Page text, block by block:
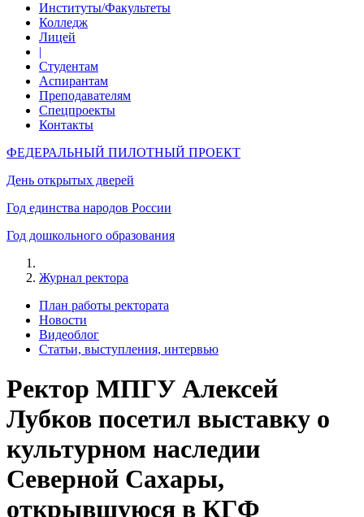
Институты/Факультеты
Колледж
Лицей
|
Студентам
Аспирантам
Преподавателям
Спецпроекты
Контакты
ФЕДЕРАЛЬНЫЙ ПИЛОТНЫЙ ПРОЕКТ
День открытых дверей
Год единства народов России
Год дошкольного образования
Журнал ректора
План работы ректората
Новости
Видеоблог
Статьи, выступления, интервью
Ректор МПГУ Алексей
Лубков посетил выставку о
культурном наследии
Северной Сахары,
открывшуюся в КГФ